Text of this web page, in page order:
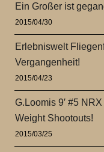
Ein Großer ist
2015/04/30
Erlebniswelt
Vergangenheit!
2015/04/23
G.Loomis 9′ #5
Weight Shootouts!
2015/03/25